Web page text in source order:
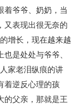
着爷爷、奶奶，当
又表现出很无奈的
增长，现在越来越
是处处与爷爷、
家老泪纵痕的讲
着逆反心理的孩
的父亲，那就是王